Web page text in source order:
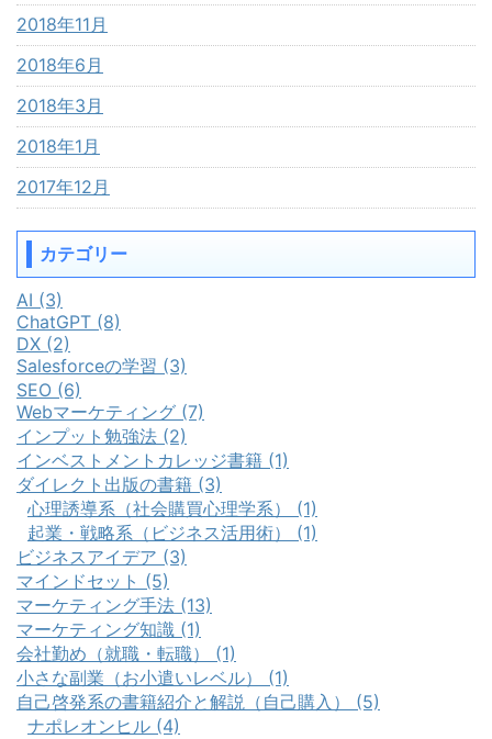
2018年11月
2018年6月
2018年3月
2018年1月
2017年12月
カテゴリー
AI (3)
ChatGPT (8)
DX (2)
Salesforceの学習 (3)
SEO (6)
Webマーケティング (7)
インプット勉強法 (2)
インベストメントカレッジ書籍 (1)
ダイレクト出版の書籍 (3)
心理誘導系（社会購買心理学系） (1)
起業・戦略系（ビジネス活用術） (1)
ビジネスアイデア (3)
マインドセット (5)
マーケティング手法 (13)
マーケティング知識 (1)
会社勤め（就職・転職） (1)
小さな副業（お小遣いレベル） (1)
自己啓発系の書籍紹介と解説（自己購入） (5)
ナポレオンヒル (4)